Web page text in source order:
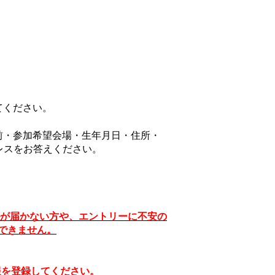
ださい。
参加希望会場・生年月日・ 住所・
をお答えください。
届かない方や、エントリーに不安の
ません。
登録してください。